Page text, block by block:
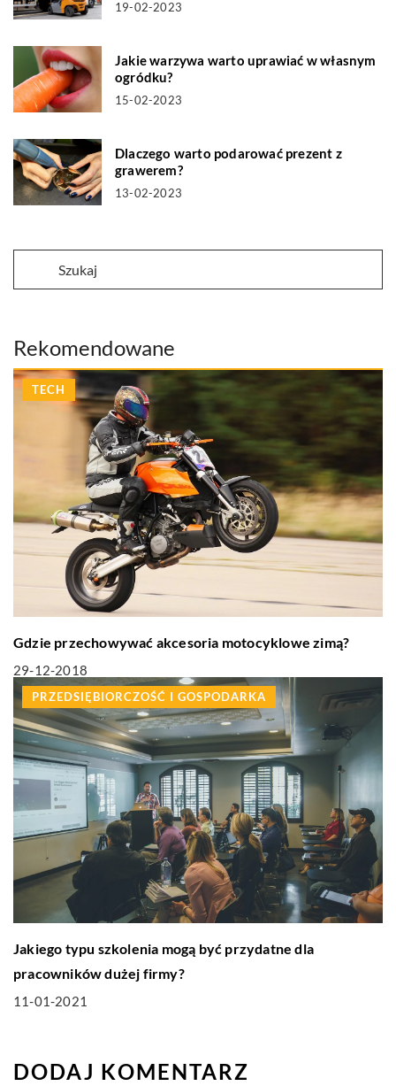
19-02-2023
Jakie warzywa warto uprawiać w własnym
ogródku?
15-02-2023
Dlaczego warto podarować prezent z
grawerem?
13-02-2023
Rekomendowane
TECH
Gdzie przechowywać akcesoria motocyklowe zimą?
29-12-2018
PRZEDSIĘBIORCZOŚĆ I GOSPODARKA
Jakiego typu szkolenia mogą być przydatne dla
pracowników dużej firmy?
11-01-2021
DODAJ KOMENTARZ